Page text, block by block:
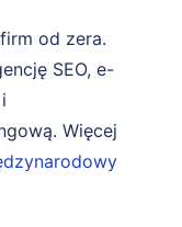
od zera.
SEO, e-
Więcej